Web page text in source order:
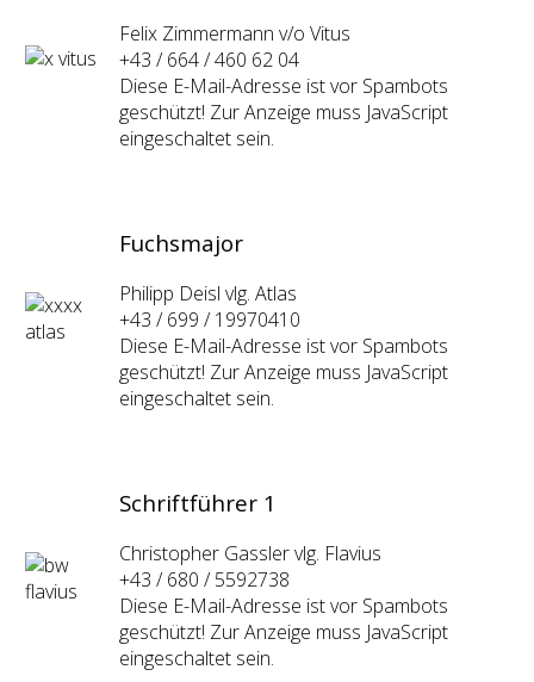
Felix Zimmermann v/o Vitus
+43 / 664 / 460 62 04
Diese E-Mail-Adresse ist vor Spambots
geschützt! Zur Anzeige muss JavaScript
eingeschaltet sein.
Fuchsmajor
Philipp Deisl vlg. Atlas
+43 / 699 / 19970410
Diese E-Mail-Adresse ist vor Spambots
geschützt! Zur Anzeige muss JavaScript
eingeschaltet sein.
Schriftführer 1
Christopher Gassler vlg. Flavius
+43 / 680 / 5592738
Diese E-Mail-Adresse ist vor Spambots
geschützt! Zur Anzeige muss JavaScript
eingeschaltet sein.